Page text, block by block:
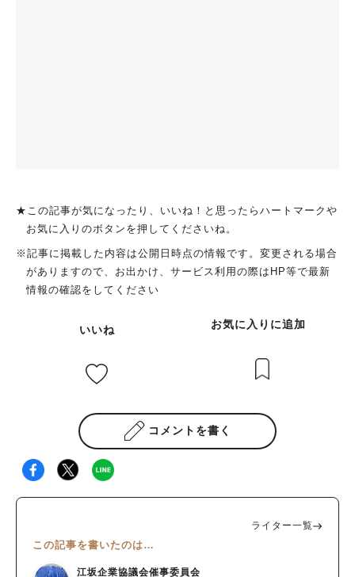
★この記事が気になったり、いいね！と思ったらハートマークや
お気に入りのボタンを押してくださいね。
※記事に掲載した内容は公開日時点の情報です。変更される場合
がありますので、お出かけ、サービス利用の際はHP等で最新
情報の確認をしてください
いいね お気に入りに追加
コメントを書く
ライター一覧
この記事を書いたのは…
江坂企業協議会催事委員会